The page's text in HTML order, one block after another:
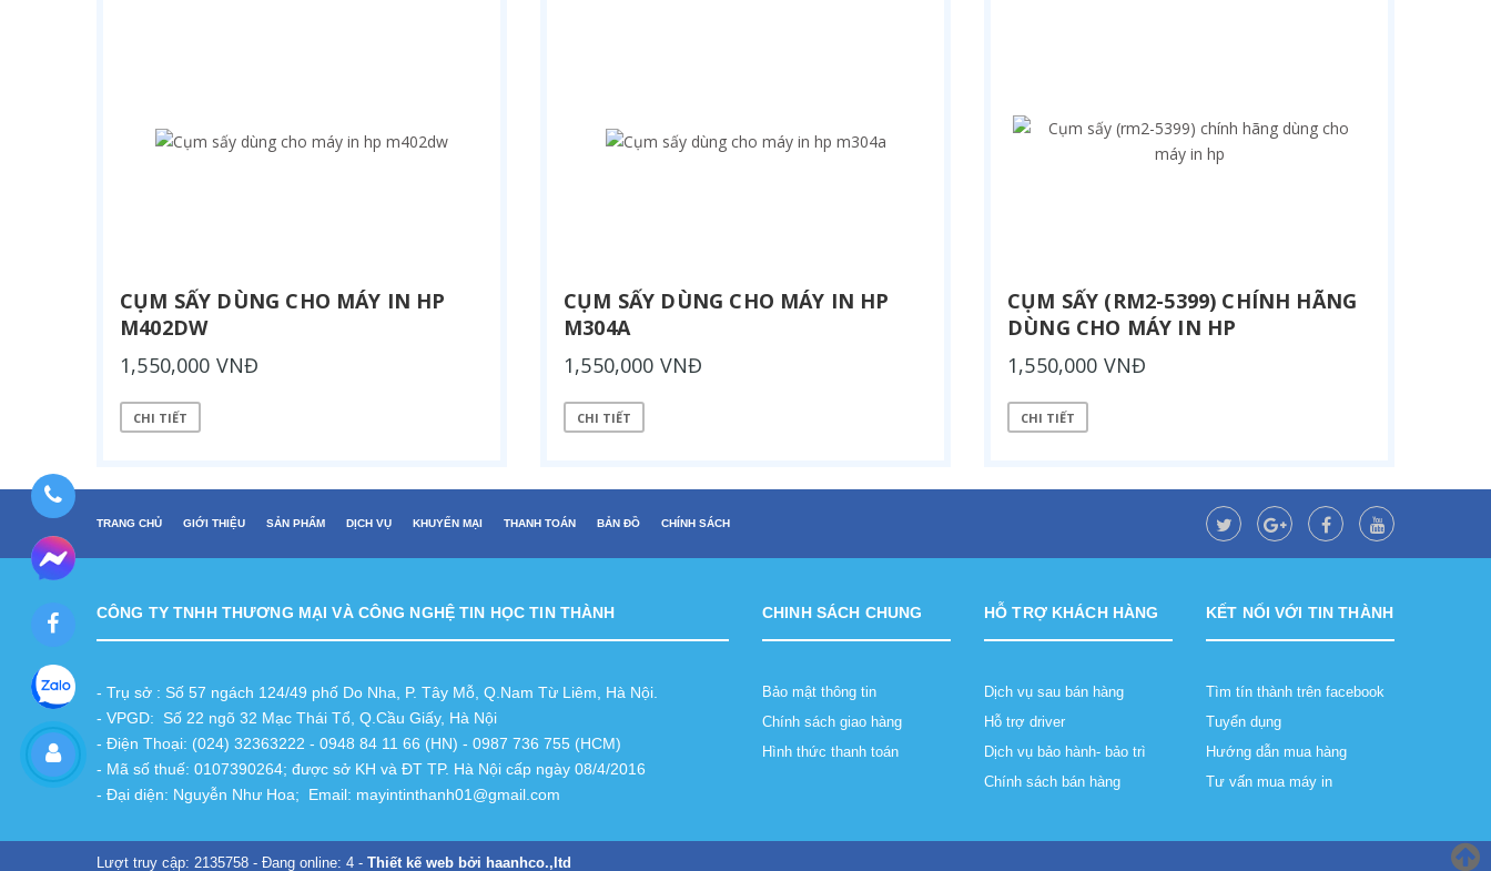
CỤM SẤY DÙNG CHO MÁY IN HP
M402DW
1,550,000 VNĐ
CHI TIẾT
CỤM SẤY DÙNG CHO MÁY IN HP
M304A
1,550,000 VNĐ
CHI TIẾT
CỤM SẤY (RM2-5399) CHÍNH HÃNG
DÙNG CHO MÁY IN HP
1,550,000 VNĐ
CHI TIẾT
TRANG CHỦ GIỚI THIỆU SẢN PHẨM DỊCH VỤ KHUYẾN MẠI THANH TOÁN BẢN ĐỒ CHÍNH SÁCH
CÔNG TY TNHH THƯƠNG MẠI VÀ CÔNG NGHỆ TIN HỌC TIN THÀNH
- Trụ sở : Số 57 ngách 124/49 phố Do Nha, P. Tây Mỗ, Q.Nam Từ Liêm, Hà Nội.
- VPGD: Số 22 ngõ 32 Mạc Thái Tổ, Q.Cầu Giấy, Hà Nội
- Điện Thoại: (024) 32363222 - 0948 84 11 66 (HN) - 0987 736 755 (HCM)
- Mã số thuế: 0107390264; được sở KH và ĐT TP. Hà Nội cấp ngày 08/4/2016
- Đại diện: Nguyễn Như Hoa; Email: mayintinthanh01@gmail.com
CHINH SÁCH CHUNG
Bảo mật thông tin
Chính sách giao hàng
Hình thức thanh toán
HỖ TRỢ KHÁCH HÀNG
Dịch vụ sau bán hàng
Hỗ trợ driver
Dịch vụ bảo hành- bảo trì
Chính sách bán hàng
KẾT NỐI VỚI TIN THÀNH
Tìm tín thành trên facebook
Tuyển dụng
Hướng dẫn mua hàng
Tư vấn mua máy in
Lượt truy cập: 2135758 - Đang online: 4 - Thiết kế web bởi haanhco.,ltd